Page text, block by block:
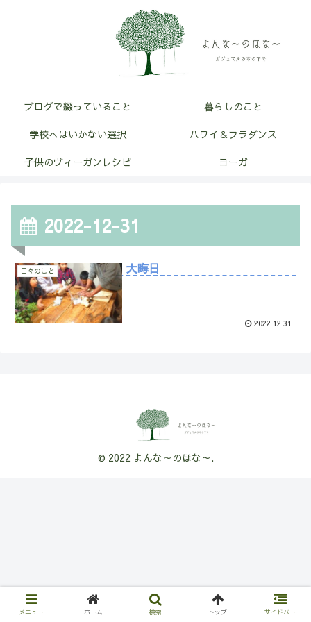
ブログで綴っていること
暮らしのこと
学校へはいかない選択
ハワイ＆フラダンス
子供のヴィーガンレシピ
ヨーガ
2022-12-31
日々のこと 大晦日
2022.12.31
© 2022 よんな～のほな～.
メニュー ホーム 検索 トップ サイドバー